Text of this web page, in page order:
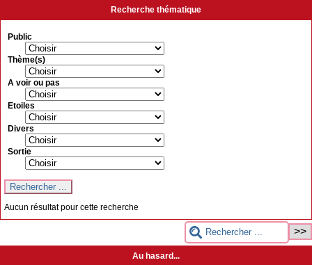
Recherche thématique
Public
Thème(s)
A voir ou pas
Etoiles
Divers
Sortie
Aucun résultat pour cette recherche
Au hasard...